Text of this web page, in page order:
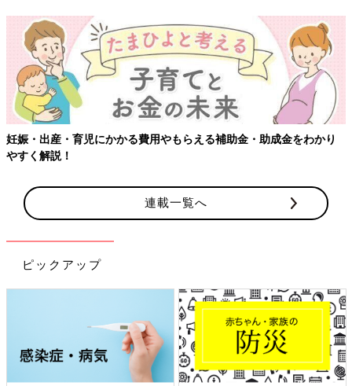
妊娠・出産・育児にかかる費用やもらえる補助金・助成金をわかり
やすく解説！
連載一覧へ
ピックアップ